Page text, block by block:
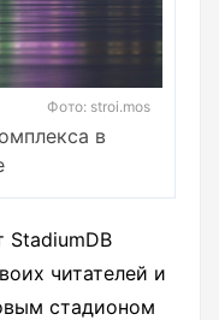
Фото: stroi.mos
в
StadiumDB
читателей и
стадионом